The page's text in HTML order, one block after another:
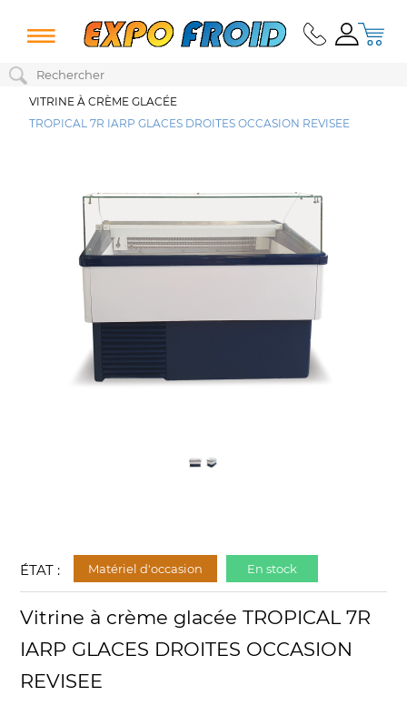
VITRINE À CRÈME GLACÉE
TROPICAL 7R IARP GLACES DROITES OCCASION REVISEE
ÉTAT : Matériel d'occasion En stock
Vitrine à crème glacée TROPICAL 7R
IARP GLACES DROITES OCCASION
REVISEE